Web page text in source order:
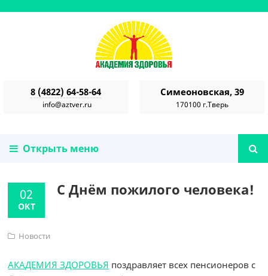
8 (4822) 64-58-64
info@aztver.ru
Симеоновская, 39
170100 г.Тверь
Открыть меню
02
ОКТ
С Днём пожилого человека!
Новости
АКАДЕМИЯ ЗДОРОВЬЯ поздравляет всех пенсионеров с